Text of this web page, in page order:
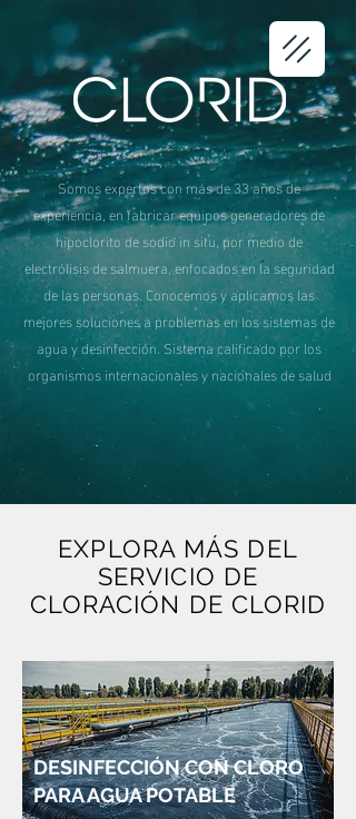
Somos expertos con más de 33 años de
experiencia, en fabricar equipos generadores de
hipoclorito de sodio in situ, por medio de
electrólisis de salmuera, enfocados en la seguridad
de las personas. Conocemos y aplicamos las
mejores soluciones a problemas en los sistemas de
agua y desinfección. Sistema calificado por los
organismos internacionales y nacionales de salud
EXPLORA MÁS DEL
SERVICIO DE
CLORACIÓN DE CLORID
DESINFECCIÓN CON CLORO
PARA AGUA POTABLE